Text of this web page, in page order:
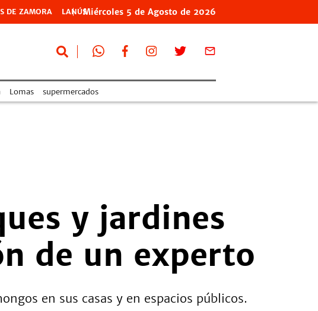
DE ZAMORA LANÚSMiércoles 5 de Agosto de 2026
Lomas supermercados
y jardines
de un experto
en sus casas y en espacios públicos.